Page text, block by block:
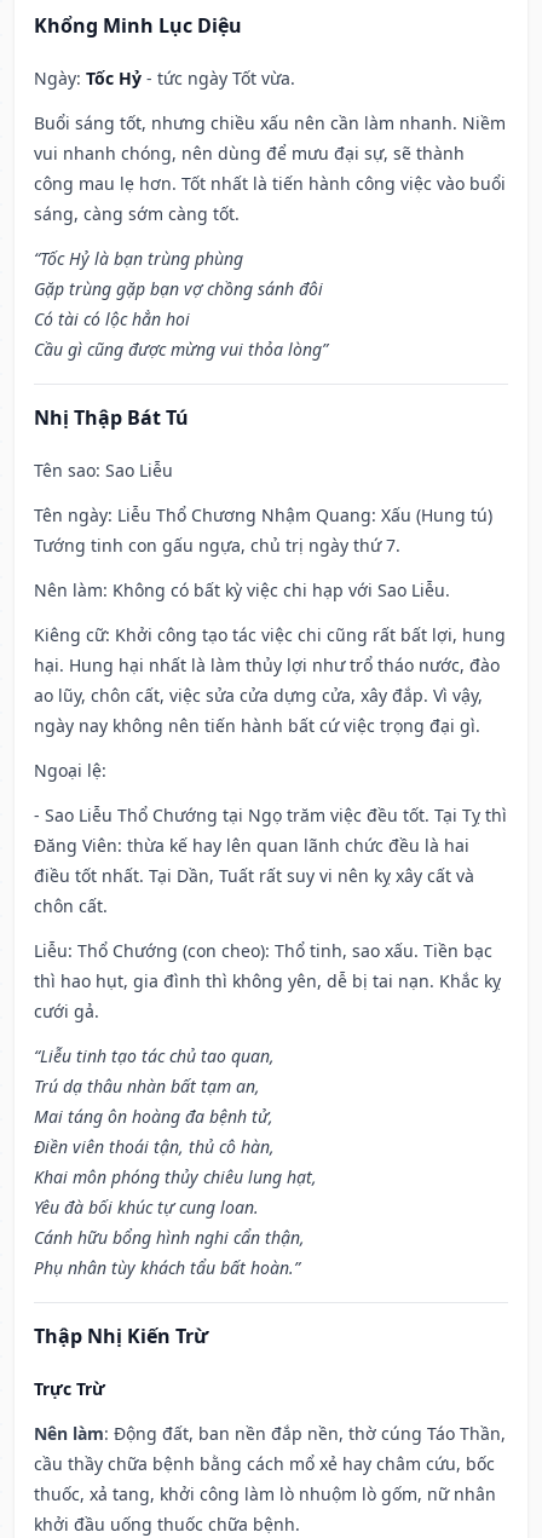
Khổng Minh Lục Diệu
Ngày: Tốc Hỷ - tức ngày Tốt vừa.
Buổi sáng tốt, nhưng chiều xấu nên cần làm nhanh. Niềm
vui nhanh chóng, nên dùng để mưu đại sự, sẽ thành
công mau lẹ hơn. Tốt nhất là tiến hành công việc vào buổi
sáng, càng sớm càng tốt.
“Tốc Hỷ là bạn trùng phùng
Gặp trùng gặp bạn vợ chồng sánh đôi
Có tài có lộc hẳn hoi
Cầu gì cũng được mừng vui thỏa lòng”
Nhị Thập Bát Tú
Tên sao: Sao Liễu
Tên ngày: Liễu Thổ Chương Nhậm Quang: Xấu (Hung tú)
Tướng tinh con gấu ngựa, chủ trị ngày thứ 7.
Nên làm: Không có bất kỳ việc chi hạp với Sao Liễu.
Kiêng cữ: Khởi công tạo tác việc chi cũng rất bất lợi, hung
hại. Hung hại nhất là làm thủy lợi như trổ tháo nước, đào
ao lũy, chôn cất, việc sửa cửa dựng cửa, xây đắp. Vì vậy,
ngày nay không nên tiến hành bất cứ việc trọng đại gì.
Ngoại lệ:
- Sao Liễu Thổ Chướng tại Ngọ trăm việc đều tốt. Tại Tỵ thì
Đăng Viên: thừa kế hay lên quan lãnh chức đều là hai
điều tốt nhất. Tại Dần, Tuất rất suy vi nên kỵ xây cất và
chôn cất.
Liễu: Thổ Chướng (con cheo): Thổ tinh, sao xấu. Tiền bạc
thì hao hụt, gia đình thì không yên, dễ bị tai nạn. Khắc kỵ
cưới gả.
“Liễu tinh tạo tác chủ tao quan,
Trú dạ thâu nhàn bất tạm an,
Mai táng ôn hoàng đa bệnh tử,
Điền viên thoái tận, thủ cô hàn,
Khai môn phóng thủy chiêu lung hạt,
Yêu đà bối khúc tự cung loan.
Cánh hữu bổng hình nghi cẩn thận,
Phụ nhân tùy khách tẩu bất hoàn.”
Thập Nhị Kiến Trừ
Trực Trừ
Nên làm: Động đất, ban nền đắp nền, thờ cúng Táo Thần,
cầu thầy chữa bệnh bằng cách mổ xẻ hay châm cứu, bốc
thuốc, xả tang, khởi công làm lò nhuộm lò gốm, nữ nhân
khởi đầu uống thuốc chữa bệnh.